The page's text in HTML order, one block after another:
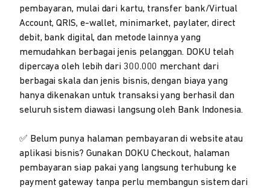
pembayaran, mulai dari kartu, transfer bank/Virtual
Account, QRIS, e-wallet, minimarket, paylater, direct
debit, bank digital, dan metode lainnya yang
memudahkan berbagai jenis pelanggan. DOKU telah
dipercaya oleh lebih dari 300.000 merchant dari
berbagai skala dan jenis bisnis, dengan biaya yang
hanya dikenakan untuk transaksi yang berhasil dan
seluruh sistem diawasi langsung oleh Bank Indonesia.
✅ Belum punya halaman pembayaran di website atau
aplikasi bisnis? Gunakan DOKU Checkout, halaman
pembayaran siap pakai yang langsung terhubung ke
payment gateway tanpa perlu membangun sistem dari